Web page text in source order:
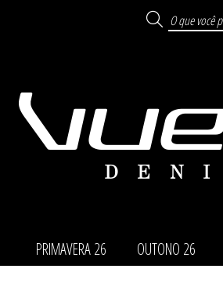
PRIMAVERA 26 OUTONO 26